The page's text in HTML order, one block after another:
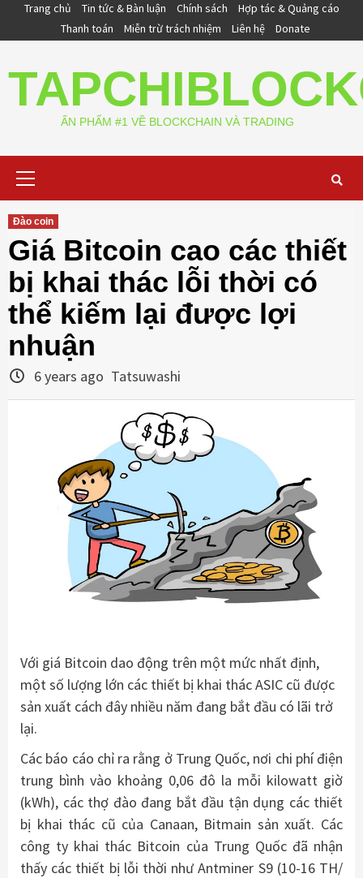
Trang chủ Tin tức & Bàn luận Chính sách
Hợp tác & Quảng cáo
Thanh toán
Miễn trừ trách nhiệm Liên hệ Donate
ẤN PHẨM #1 VỀ BLOCKCHAIN VÀ TRADING
Đào coin
Giá Bitcoin cao các thiết
bị khai thác lỗi thời có
thể kiếm lại được lợi
nhuận
6 years ago Tatsuwashi
Với giá Bitcoin dao động trên một mức nhất định,
một số lượng lớn các thiết bị khai thác ASIC cũ được
sản xuất cách đây nhiều năm đang bắt đầu có lãi trở
lại.
Các báo cáo chỉ ra rằng ở Trung Quốc, nơi chi phí điện
trung bình vào khoảng 0,06 đô la mỗi kilowatt giờ
(kWh), các thợ đào đang bắt đầu tận dụng các thiết
bị khai thác cũ của Canaan, Bitmain sản xuất. Các
công ty khai thác Bitcoin của Trung Quốc đã nhận
thấy các thiết bị lỗi thời như Antminer S9 (10-16 TH/